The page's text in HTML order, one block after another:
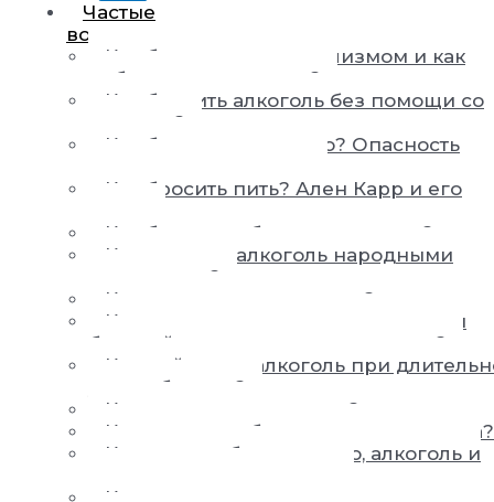
Частые
вопросы
Как бороться с алкоголизмом и как
победить алкоголизм?
Как бросить алкоголь без помощи со
стороны?
Как бросить пить пиво? Опасность
Как бросить пить? Ален Карр и его
Как быстро побороть похмелье?
Как вывести алкоголь народными
средствами?
Как вылечить алкоголика?
Как вылечить от пьянства, если сам
больной не хочет выздоровления?
Как действует алкоголь при
употреблении?
Как жить с алкоголиком?
Как заставить бросить пить человека?
Как не пить больше пиво, алкоголь и
Как помочь алкоголику и как лечить